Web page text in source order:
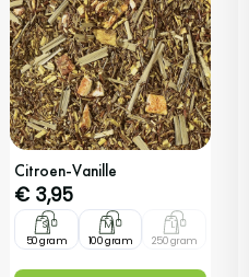
Citroen-Vanille
€ 3,95
S
50 gram
M
100 gram
L
250 gram